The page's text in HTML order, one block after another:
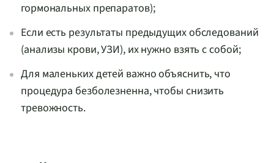
гормональных препаратов);
Если есть результаты предыдущих обследований
(анализы крови, УЗИ), их нужно взять с собой;
Для маленьких детей важно объяснить, что
процедура безболезненна, чтобы снизить
тревожность.